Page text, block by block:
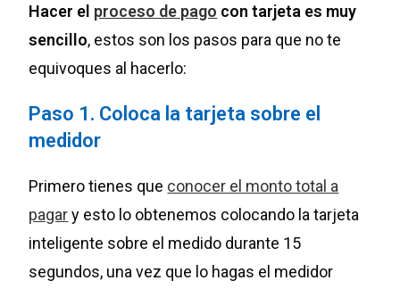
Hacer el proceso de pago con tarjeta es muy
sencillo, estos son los pasos para que no te
equivoques al hacerlo:
Paso 1. Coloca la tarjeta sobre el
medidor
Primero tienes que conocer el monto total a
pagary esto lo obtenemos colocando la tarjeta
inteligente sobre el medido durante 15
segundos, una vez que lo hagas el medidor